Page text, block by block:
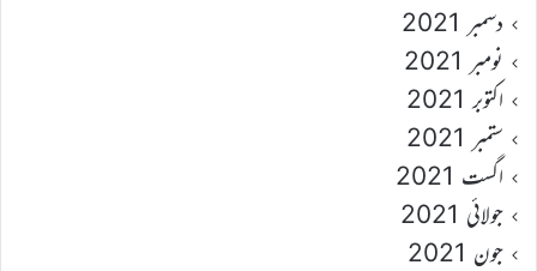
دسمبر 2021
نومبر 2021
اکتوبر 2021
ستمبر 2021
اگست 2021
جولائی 2021
جون 2021